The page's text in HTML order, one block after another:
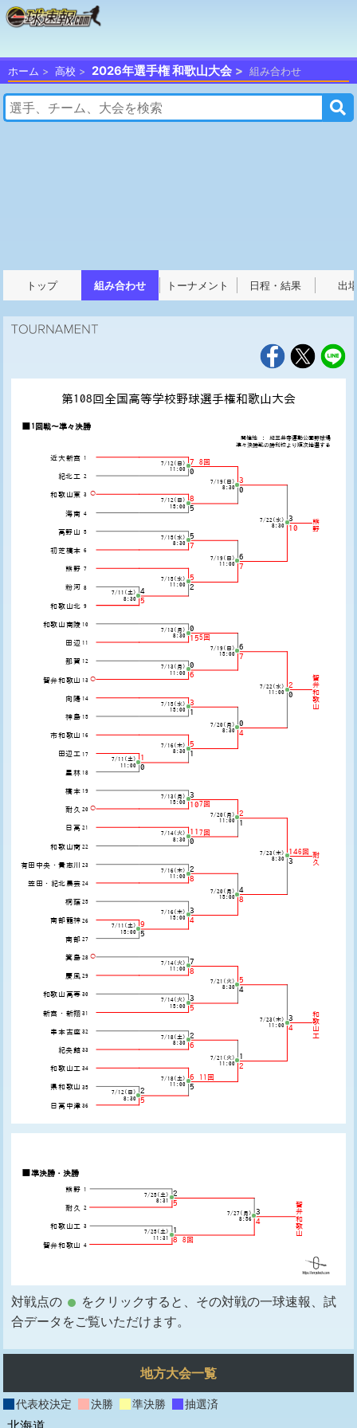
ホーム 高校 2026年選手権 和歌山大会 組み合わせ
トップ 組み合わせ トーナメント 日程・結果 出
対戦点の
をクリックすると、その対戦の一球速報、試
合データをご覧いただけます。
地方大会一覧
代表校決定 決勝 準決勝 抽選済